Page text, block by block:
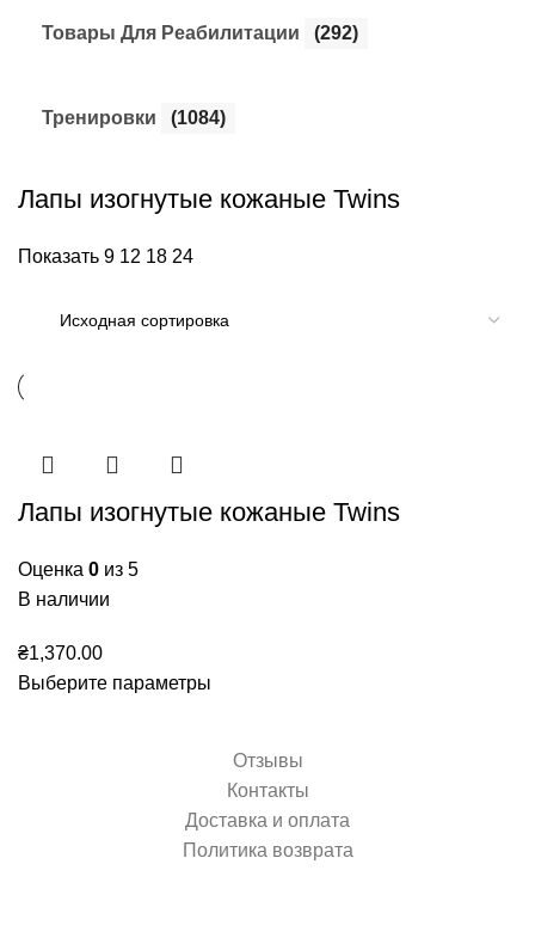
Товары Для Реабилитации (292)
Тренировки (1084)
Лапы изогнутые кожаные Twins
Показать 9 12 18 24
Лапы изогнутые кожаные Twins
Оценка 0 из 5
В наличии
₴1,370.00
Выберите параметры
Отзывы
Контакты
Доставка и оплата
Политика возврата